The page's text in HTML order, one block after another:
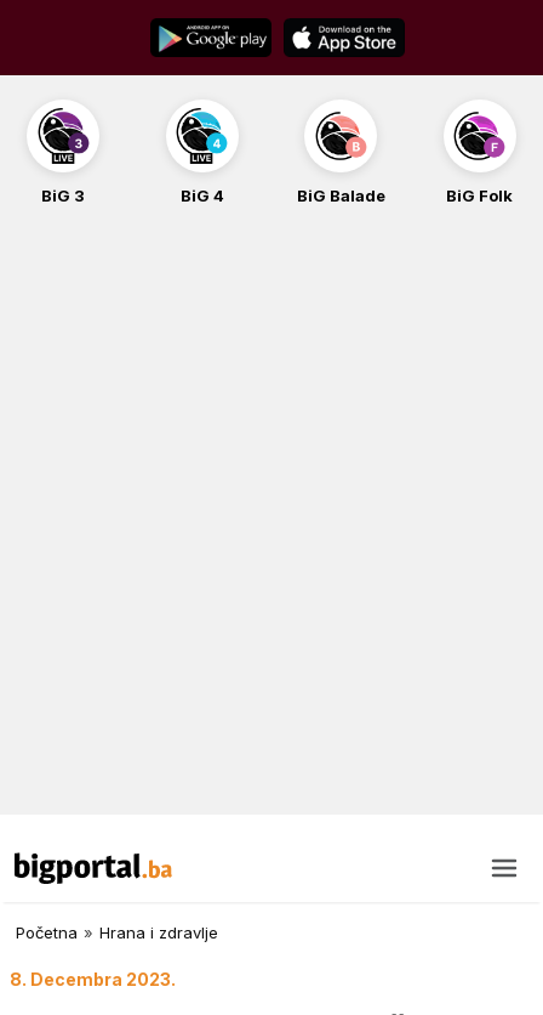
content
BiG 3 BiG 4 BiG Balade BiG Folk
Početna » Hrana i zdravlje
8. Decembra 2023.